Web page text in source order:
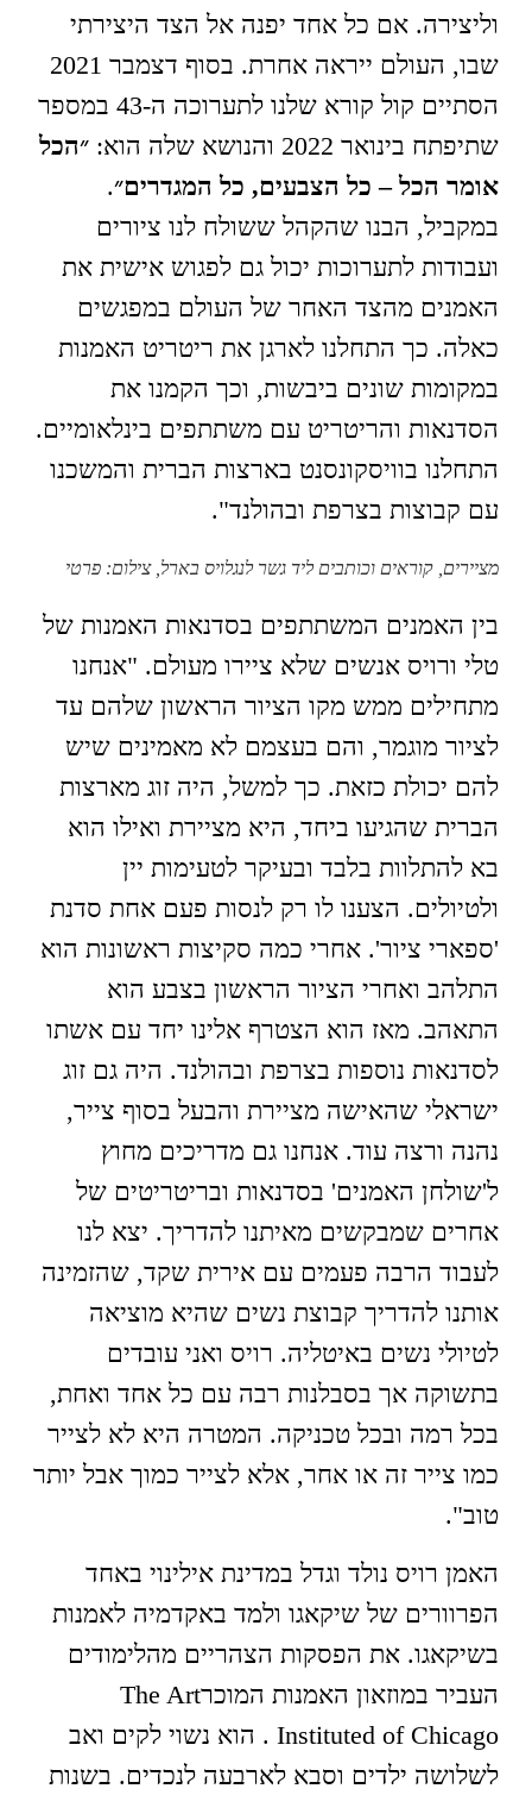
וליצירה. אם כל אחד יפנה אל הצד היצירתי
שבו, העולם ייראה אחרת. בסוף דצמבר 2021
הסתיים קול קורא שלנו לתערוכה ה-43 במספר
שתיפתח בינואר 2022 והנושא שלה הוא:
״הכל
אומר הכל – כל הצבעים, כל המגדרים״.
במקביל, הבנו שהקהל ששולח לנו ציורים
ועבודות לתערוכות יכול גם לפגוש אישית את
האמנים מהצד האחר של העולם במפגשים
כאלה. כך התחלנו לארגן את ריטריט האמנות
במקומות שונים ביבשות, וכך הקמנו את
הסדנאות והריטריט עם משתתפים בינלאומיים.
התחלנו בוויסקונסנט בארצות הברית והמשכנו
עם קבוצות בצרפת ובהולנד".
מציירים, קוראים וכותבים ליד גשר לנגלויס בארל, צילום: פרטי
בין האמנים המשתתפים בסדנאות האמנות של
טלי ורויס אנשים שלא ציירו מעולם. "אנחנו
מתחילים ממש מקו הציור הראשון שלהם עד
לציור מוגמר, והם בעצמם לא מאמינים שיש
להם יכולת כזאת. כך למשל, היה זוג מארצות
הברית שהגיעו ביחד, היא מציירת ואילו הוא
בא להתלוות בלבד ובעיקר לטעימות יין
ולטיולים. הצענו לו רק לנסות פעם אחת סדנת
'ספארי ציור'. אחרי כמה סקיצות ראשונות הוא
התלהב ואחרי הציור הראשון בצבע הוא
התאהב. מאז הוא הצטרף אלינו יחד עם אשתו
לסדנאות נוספות בצרפת ובהולנד. היה גם זוג
ישראלי שהאישה מציירת והבעל בסוף צייר,
נהנה ורצה עוד. אנחנו גם מדריכים מחוץ
ל'שולחן האמנים' בסדנאות ובריטריטים של
אחרים שמבקשים מאיתנו להדריך. יצא לנו
לעבוד הרבה פעמים עם אירית שקד, שהזמינה
אותנו להדריך קבוצת נשים שהיא מוציאה
לטיולי נשים באיטליה. רויס ואני עובדים
בתשוקה אך בסבלנות רבה עם כל אחד ואחת,
בכל רמה ובכל טכניקה. המטרה היא לא לצייר
כמו צייר זה או אחר, אלא לצייר כמוך אבל יותר
טוב".
האמן רויס נולד וגדל במדינת אילינוי באחד
הפרוורים של שיקאגו ולמד באקדמיה לאמנות
בשיקאגו. את הפסקות הצהריים מהלימודים
העביר במוזאון האמנות המוכרThe Art
Instituted of Chicago . הוא נשוי לקים ואב
לשלושה ילדים וסבא לארבעה לנכדים. בשנות